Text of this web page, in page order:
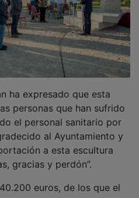
personas que han sufrido
el personal sanitario por
al Ayuntamiento y
a esta escultura
gracias y perdón”.
euros, y el resto se